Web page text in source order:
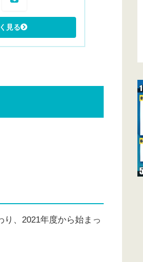
、2021年度から始まっ